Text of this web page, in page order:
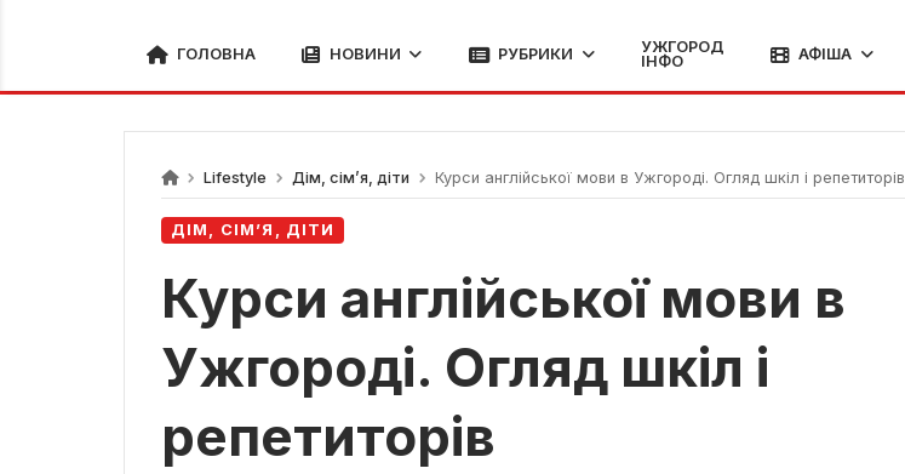
ГОЛОВНА НОВИНИ РУБРИКИ
УЖГОРОД
ІНФО
АФІША
Lifestyle Дім, сім’я, діти Курси англійської мови в Ужгороді. Огляд шкіл і репетиторів
ДІМ, СІМ’Я, ДІТИ
Курси англійської мови в
Ужгороді. Огляд шкіл і
репетиторів